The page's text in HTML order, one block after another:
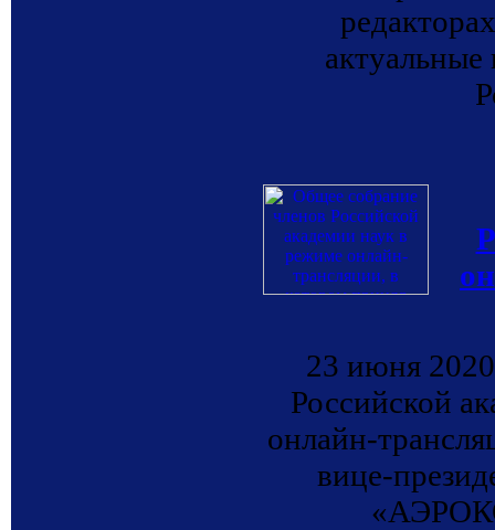
23 июня
Российской
онлайн-
вице-